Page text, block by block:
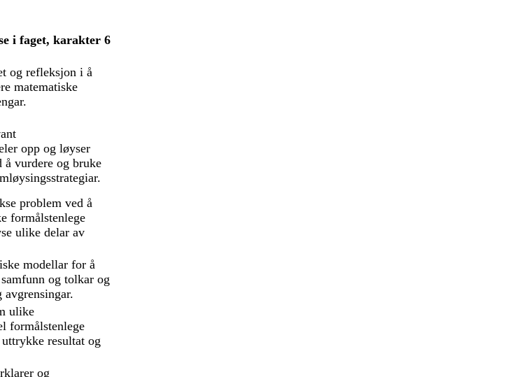
i faget, karakter 6
og refleksjon i å
matematiske
opp og løyser
å vurdere og bruke
problem ved å
formålstenlege
ulike delar av
modellar for å
og tolkar og
ulike
formålstenlege
resultat og
og